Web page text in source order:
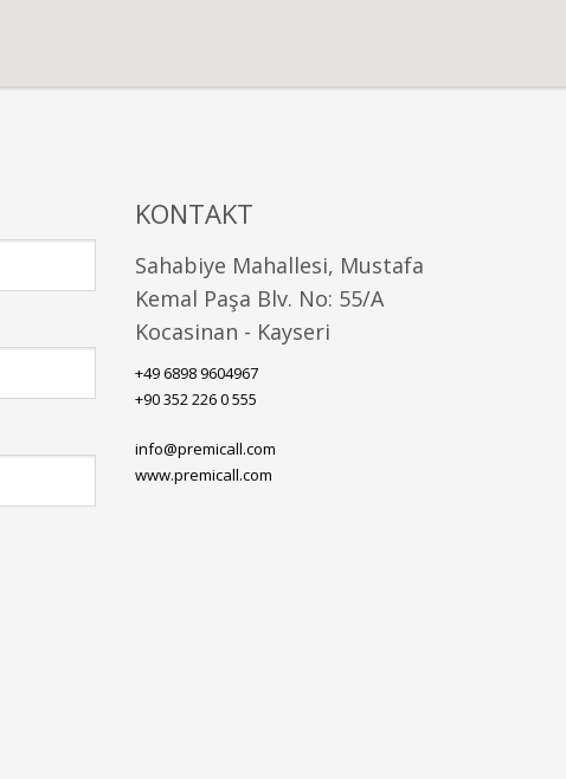
KONTAKT
Sahabiye Mahallesi, Mustafa
Kemal Paşa Blv. No: 55/A
Kocasinan - Kayseri
+49 6898 9604967
+90 352 226 0 555
info@premicall.com
www.premicall.com